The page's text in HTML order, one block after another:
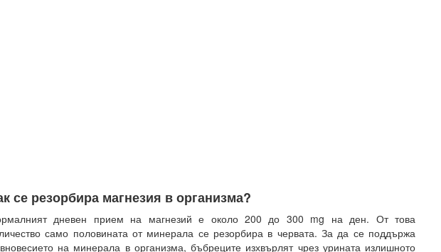
се резорбира магнезия в организма?
дневен прием на магнезий е около 200 до 300 mg на ден. От това
само половината от минерала се резорбира в червата. За да се поддържа
на минерала в организма, бъбреците изхвърлят чрез урината излишното